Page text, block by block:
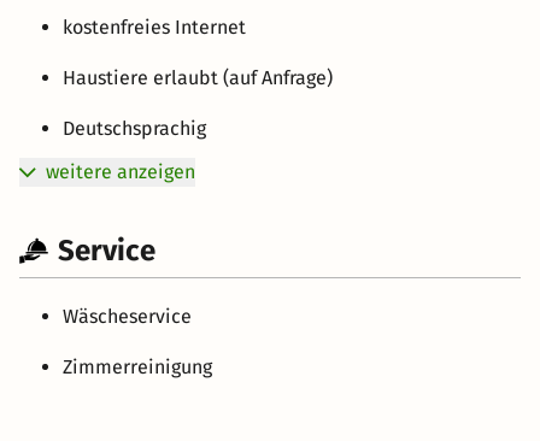
kostenfreies Internet
Haustiere erlaubt (auf Anfrage)
Deutschsprachig
weitere anzeigen
Service
Wäscheservice
Zimmerreinigung